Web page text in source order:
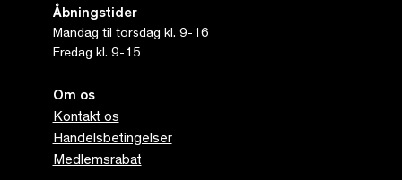
Åbningstider
Mandag til torsdag kl. 9-16
Fredag kl. 9-15
Om os
Kontakt os
Handelsbetingelser
Medlemsrabat